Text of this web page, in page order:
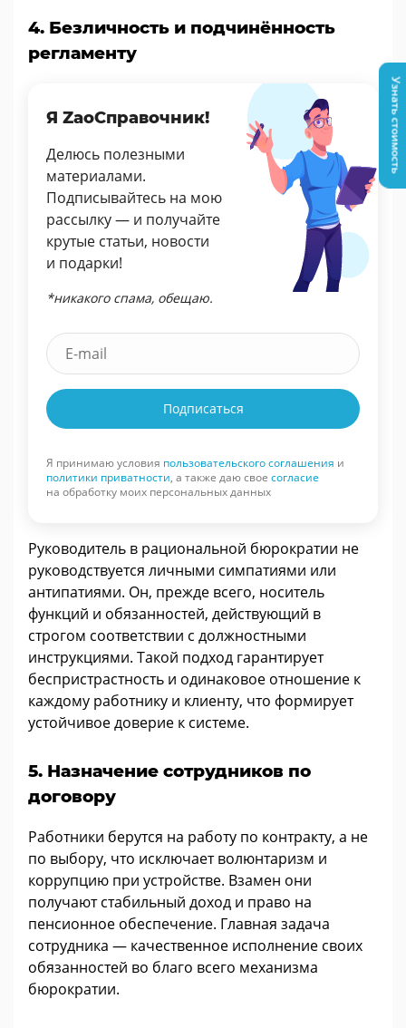
4. Безличность и подчинённость
регламенту
Я ZaoСправочник!
Делюсь полезными
материалами.
Подписывайтесь на мою
рассылку — и получайте
крутые статьи, новости
и подарки!
*никакого спама, обещаю.
Подписаться
Я принимаю условия пользовательского соглашения и
политики приватности, а также даю свое согласие
на обработку моих персональных данных
Руководитель в рациональной бюрократии не
руководствуется личными симпатиями или
антипатиями. Он, прежде всего, носитель
функций и обязанностей, действующий в
строгом соответствии с должностными
инструкциями. Такой подход гарантирует
беспристрастность и одинаковое отношение к
каждому работнику и клиенту, что формирует
устойчивое доверие к системе.
5. Назначение сотрудников по
договору
Работники берутся на работу по контракту, а не
по выбору, что исключает волюнтаризм и
коррупцию при устройстве. Взамен они
получают стабильный доход и право на
пенсионное обеспечение. Главная задача
сотрудника — качественное исполнение своих
обязанностей во благо всего механизма
бюрократии.
Узнать стоимость